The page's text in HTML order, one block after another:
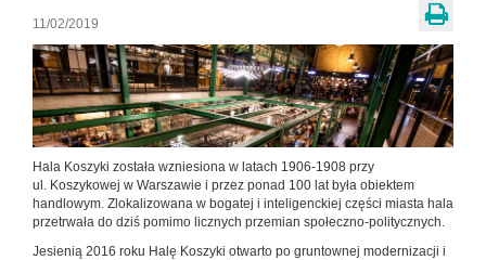
11/02/2019
Hala Koszyki została wzniesiona w latach 1906-1908 przy
ul. Koszykowej w Warszawie i przez ponad 100 lat była obiektem
handlowym. Zlokalizowana w bogatej i inteligenckiej części miasta hala
przetrwała do dziś pomimo licznych przemian społeczno-politycznych.
Jesienią 2016 roku Halę Koszyki otwarto po gruntownej modernizacji i